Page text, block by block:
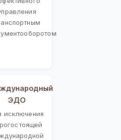
ЭДО
исключения